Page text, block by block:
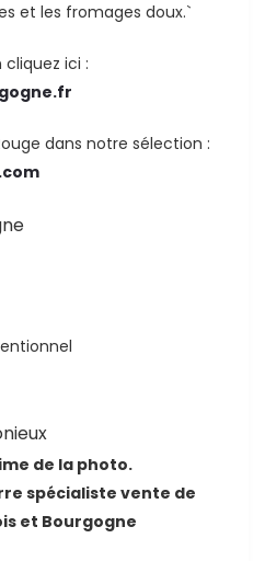
et les fromages doux.`
cliquez ici :
dans notre sélection :
de la photo.
spécialiste vente de
et Bourgogne